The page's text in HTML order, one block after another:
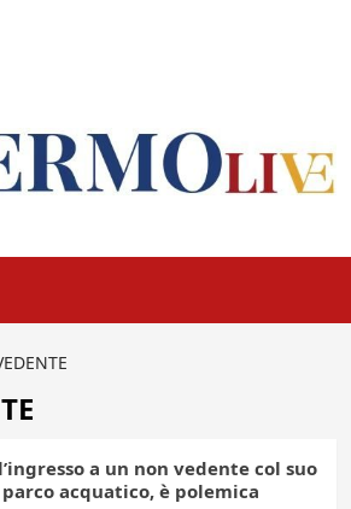
a un non vedente col suo
acquatico, è polemica